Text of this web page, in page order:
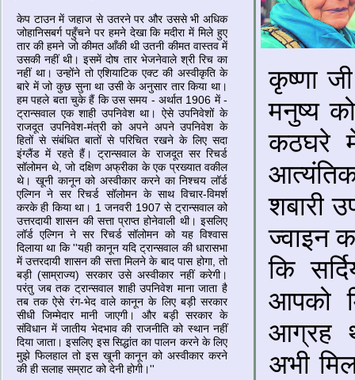
केप टाउन में जहाज से उतरने पर और उससे भी अधिक
जोहानिसबर्ग पहुँचने पर हमने देखा कि मदीरा में मिले हुए
तार की हमने जो कीमत आँकी थी उतनी कीमत वास्‍तव में
उसकी नहीं थी। इसमें दोष तार भेजनेवाले श्री रिच का
नहीं था। उन्‍होंने तो एशियाटिक एक्‍ट की अस्‍वीकृति के
बारे में जो कुछ सुना था उसी के अनुसार तार किया था।
हम पहले बता चुके हैं कि उस समय - अर्थात 1906 में -
ट्रान्‍सवाल एक शाही उपनिवेश था। ऐसे उपनिवेशों के
राजदूत उपनिवेश-मंत्री को अपने अपने उपनिवेश के
हितों से संबंधित बातों से परिचित रखने के लिए सदा
इंग्‍लैंड में रहते हैं। ट्रान्‍सवाल के राजदूत सर रिचर्ड
सॉलोमन थे, जो दक्षिण अफ्रीका के एक प्रख्‍यात वकील
थे। खूनी कानून को अस्‍वीकार करने का निश्‍चय लॉर्ड
एल्गिन ने सर रिचर्ड सॉलोमन के साथ विचार-विमर्श
करके ही किया था। 1 जनवरी 1907 से ट्रान्‍सवाल को
उत्तरदायी शासन की सत्ता प्राप्‍त होनेवाली थी। इसलिए
लॉर्ड एल्गिन ने सर रिचर्ड सॉलोमन को यह विश्‍वास
दिलाया था कि ''यही कानून यदि ट्रान्‍सवाल की धारासभा
में उत्तरदायी शासन की सत्ता मिलने के बाद पास होगा, तो
बड़ी (साम्राज्‍य) सरकार उसे अस्‍वीकार नहीं करेगी।
परंतु जब तक ट्रान्‍सवाल शाही उपनिवेश माना जाता है
तब तक ऐसे रंग-भेद वाले कानून के लिए बड़ी सरकार
सीधी जिम्‍मेदार मानी जाएगी। और बड़ी सरकार के
संविधान में जातीय भेदभाव की राजनीति को स्‍थान नहीं
दिया जाता। इसलिए इस सिद्धांत का पालन करने के लिए
मुझे फिलहाल तो इस खूनी कानून को अस्‍वीकार करने
की ही सलाह सम्राट को देनी होगी।''
कृष्णा
मनुष्य
कठघरे
शबारी
ज्वाइन
कि
आपको
आग्रह
अभी